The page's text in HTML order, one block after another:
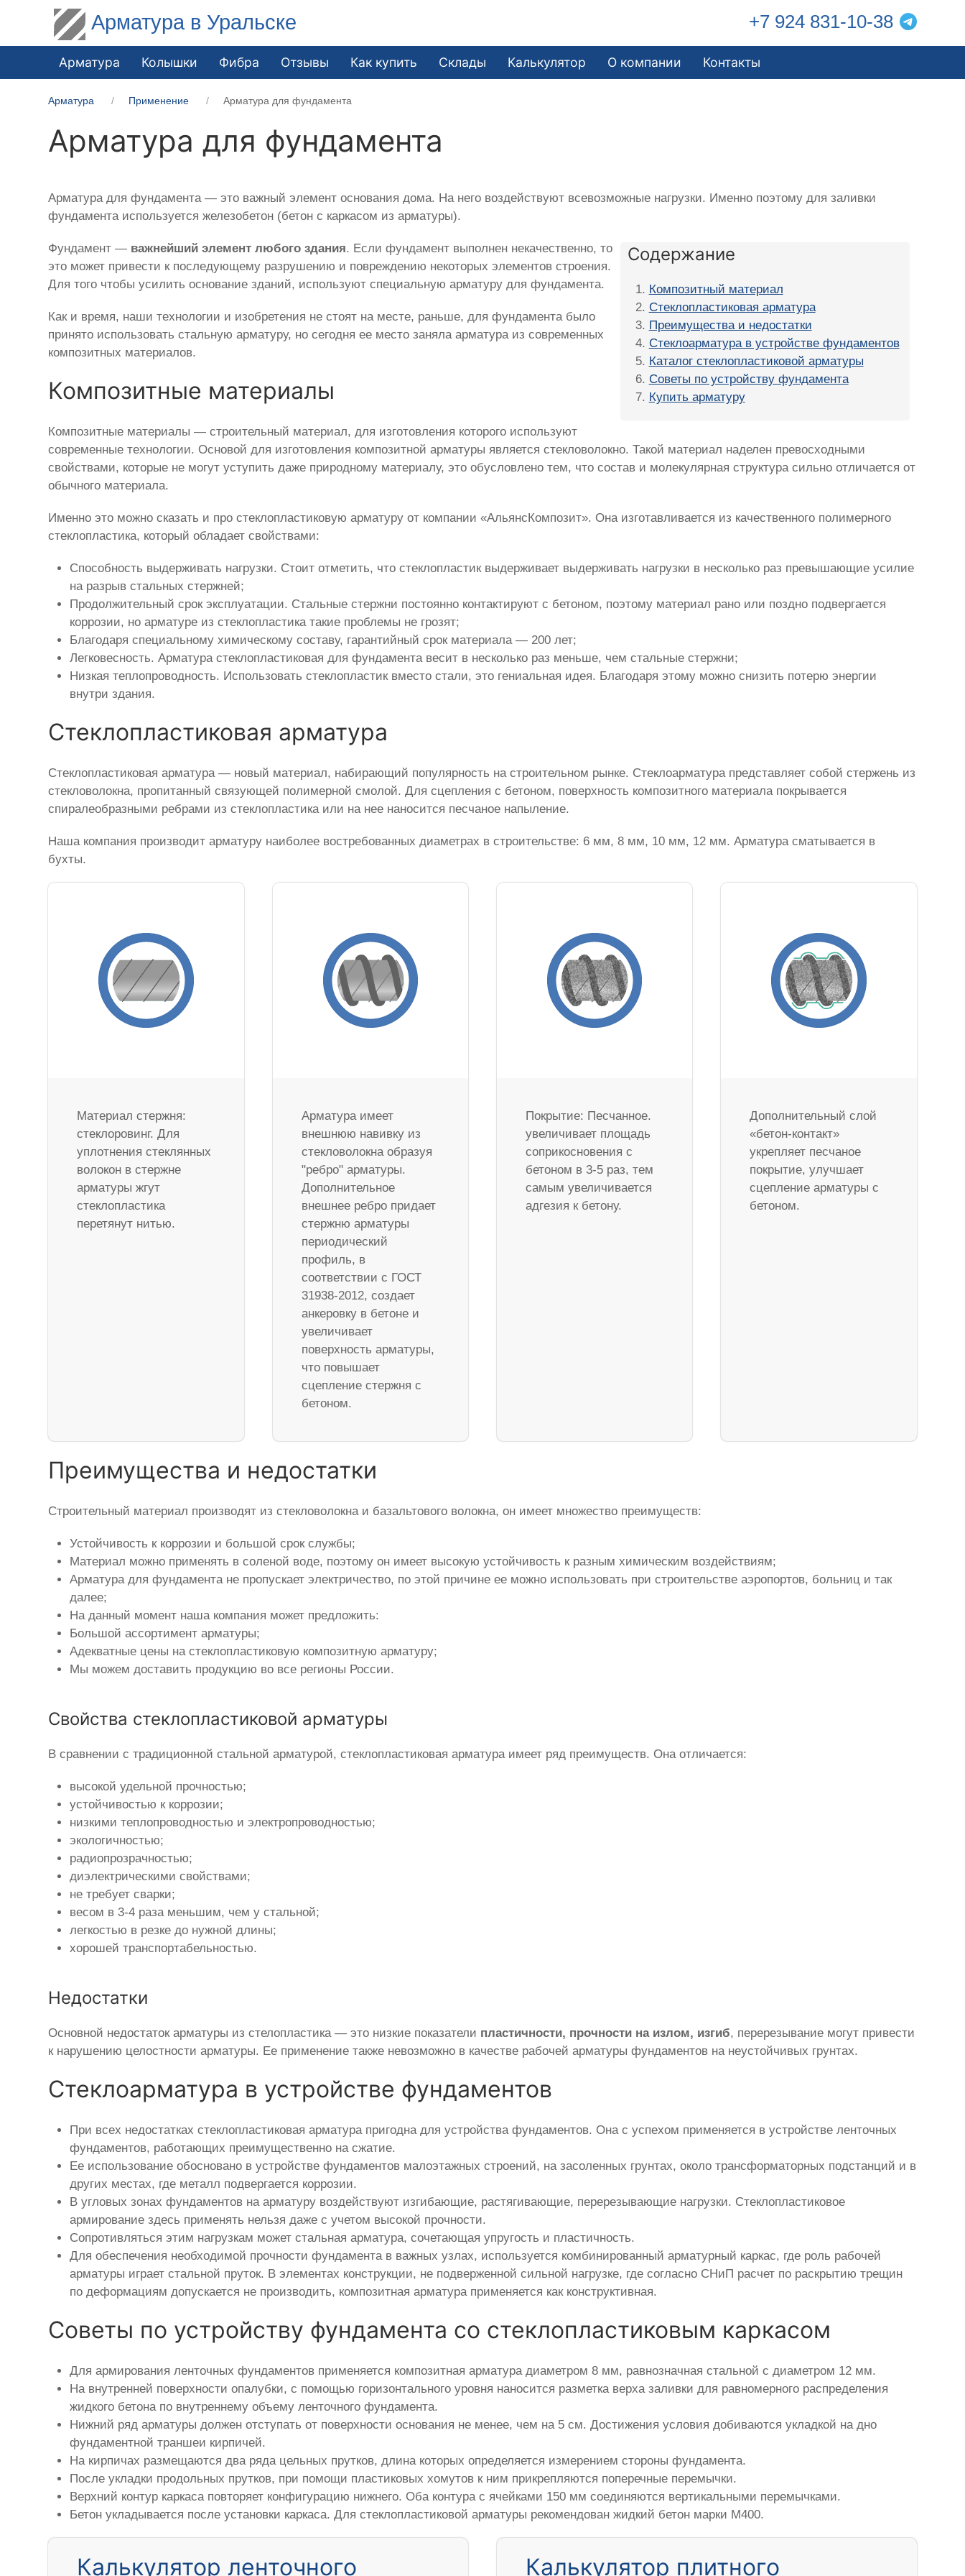
Арматура в Уральске +7 924 831-10-38
Арматура Колышки Фибра Отзывы Как купить Склады Калькулятор О компании Контакты
Арматура Применение Арматура для фундамента
Арматура для фундамента
Арматура для фундамента — это важный элемент основания дома. На него воздействуют всевозможные нагрузки. Именно поэтому для заливки
фундамента используется железобетон (бетон с каркасом из арматуры).
Содержание
Композитный материал
Стеклопластиковая арматура
Преимущества и недостатки
Стеклоарматура в устройстве фундаментов
Каталог стеклопластиковой арматуры
Советы по устройству фундамента
Купить арматуру
Фундамент — важнейший элемент любого здания. Если фундамент выполнен некачественно, то
это может привести к последующему разрушению и повреждению некоторых элементов строения.
Для того чтобы усилить основание зданий, используют специальную арматуру для фундамента.
Как и время, наши технологии и изобретения не стоят на месте, раньше, для фундамента было
принято использовать стальную арматуру, но сегодня ее место заняла арматура из современных
композитных материалов.
Композитные материалы
Композитные материалы — строительный материал, для изготовления которого используют
современные технологии. Основой для изготовления композитной арматуры является стекловолокно. Такой материал наделен превосходными
свойствами, которые не могут уступить даже природному материалу, это обусловлено тем, что состав и молекулярная структура сильно отличается от
обычного материала.
Именно это можно сказать и про стеклопластиковую арматуру от компании «АльянсКомпозит». Она изготавливается из качественного полимерного
стеклопластика, который обладает свойствами:
Способность выдерживать нагрузки. Стоит отметить, что стеклопластик выдерживает выдерживать нагрузки в несколько раз превышающие усилие
на разрыв стальных стержней;
Продолжительный срок эксплуатации. Стальные стержни постоянно контактируют с бетоном, поэтому материал рано или поздно подвергается
коррозии, но арматуре из стеклопластика такие проблемы не грозят;
Благодаря специальному химическому составу, гарантийный срок материала — 200 лет;
Легковесность. Арматура стеклопластиковая для фундамента весит в несколько раз меньше, чем стальные стержни;
Низкая теплопроводность. Использовать стеклопластик вместо стали, это гениальная идея. Благодаря этому можно снизить потерю энергии
внутри здания.
Стеклопластиковая арматура
Стеклопластиковая арматура — новый материал, набирающий популярность на строительном рынке. Стеклоарматура представляет собой стержень из
стекловолокна, пропитанный связующей полимерной смолой. Для сцепления с бетоном, поверхность композитного материала покрывается
спиралеобразными ребрами из стеклопластика или на нее наносится песчаное напыление.
Наша компания производит арматуру наиболее востребованных диаметрах в строительстве: 6 мм, 8 мм, 10 мм, 12 мм. Арматура сматывается в
бухты.
Материал стержня:
стеклоровинг. Для
уплотнения стеклянных
волокон в стержне
арматуры жгут
стеклопластика
перетянут нитью.
Арматура имеет
внешнюю навивку из
стекловолокна образуя
"ребро" арматуры.
Дополнительное
внешнее ребро придает
стержню арматуры
периодический
профиль, в
соответствии с ГОСТ
31938-2012, создает
анкеровку в бетоне и
увеличивает
поверхность арматуры,
что повышает
сцепление стержня с
бетоном.
Покрытие: Песчанное.
увеличивает площадь
соприкосновения с
бетоном в 3-5 раз, тем
самым увеличивается
адгезия к бетону.
Дополнительный слой
«бетон-контакт»
укрепляет песчаное
покрытие, улучшает
сцепление арматуры с
бетоном.
Преимущества и недостатки
Строительный материал производят из стекловолокна и базальтового волокна, он имеет множество преимуществ:
Устойчивость к коррозии и большой срок службы;
Материал можно применять в соленой воде, поэтому он имеет высокую устойчивость к разным химическим воздействиям;
Арматура для фундамента не пропускает электричество, по этой причине ее можно использовать при строительстве аэропортов, больниц и так
далее;
На данный момент наша компания может предложить:
Большой ассортимент арматуры;
Адекватные цены на стеклопластиковую композитную арматуру;
Мы можем доставить продукцию во все регионы России.
Свойства стеклопластиковой арматуры
В сравнении с традиционной стальной арматурой, стеклопластиковая арматура имеет ряд преимуществ. Она отличается:
высокой удельной прочностью;
устойчивостью к коррозии;
низкими теплопроводностью и электропроводностью;
экологичностью;
радиопрозрачностью;
диэлектрическими свойствами;
не требует сварки;
весом в 3-4 раза меньшим, чем у стальной;
легкостью в резке до нужной длины;
хорошей транспортабельностью.
Недостатки
Основной недостаток арматуры из стелопластика — это низкие показатели пластичности, прочности на излом, изгиб, перерезывание могут привести
к нарушению целостности арматуры. Ее применение также невозможно в качестве рабочей арматуры фундаментов на неустойчивых грунтах.
Стеклоарматура в устройстве фундаментов
При всех недостатках стеклопластиковая арматура пригодна для устройства фундаментов. Она с успехом применяется в устройстве ленточных
фундаментов, работающих преимущественно на сжатие.
Ее использование обосновано в устройстве фундаментов малоэтажных строений, на засоленных грунтах, около трансформаторных подстанций и в
других местах, где металл подвергается коррозии.
В угловых зонах фундаментов на арматуру воздействуют изгибающие, растягивающие, перерезывающие нагрузки. Стеклопластиковое
армирование здесь применять нельзя даже с учетом высокой прочности.
Сопротивляться этим нагрузкам может стальная арматура, сочетающая упругость и пластичность.
Для обеспечения необходимой прочности фундамента в важных узлах, используется комбинированный арматурный каркас, где роль рабочей
арматуры играет стальной пруток. В элементах конструкции, не подверженной сильной нагрузке, где согласно СНиП расчет по раскрытию трещин
по деформациям допускается не производить, композитная арматура применяется как конструктивная.
Советы по устройству фундамента со стеклопластиковым каркасом
Для армирования ленточных фундаментов применяется композитная арматура диаметром 8 мм, равнозначная стальной с диаметром 12 мм.
На внутренней поверхности опалубки, с помощью горизонтального уровня наносится разметка верха заливки для равномерного распределения
жидкого бетона по внутреннему объему ленточного фундамента.
Нижний ряд арматуры должен отступать от поверхности основания не менее, чем на 5 см. Достижения условия добиваются укладкой на дно
фундаментной траншеи кирпичей.
На кирпичах размещаются два ряда цельных прутков, длина которых определяется измерением стороны фундамента.
После укладки продольных прутков, при помощи пластиковых хомутов к ним прикрепляются поперечные перемычки.
Верхний контур каркаса повторяет конфигурацию нижнего. Оба контура с ячейками 150 мм соединяются вертикальными перемычками.
Бетон укладывается после установки каркаса. Для стеклопластиковой арматуры рекомендован жидкий бетон марки М400.
Калькулятор ленточного Калькулятор плитного